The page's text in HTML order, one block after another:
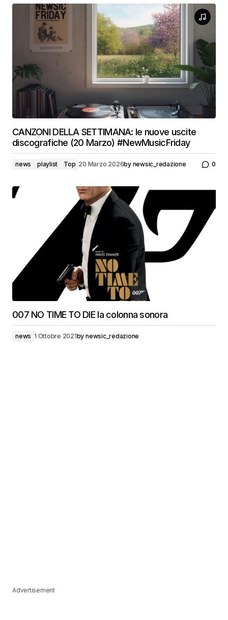
CANZONI DELLA SETTIMANA: le nuove uscite
discografiche (20 Marzo) #NewMusicFriday
news playlist Top 20 Marzo 2026by newsic_redazione 0
007 NO TIME TO DIE la colonna sonora
news 1 Ottobre 2021by newsic_redazione
Advertisement